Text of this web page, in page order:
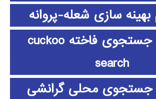
بهینه سازی شعله-پروانه
الگوریتم جستجوی فاخته cuckoo
search
جستجوی محلی گرانشی